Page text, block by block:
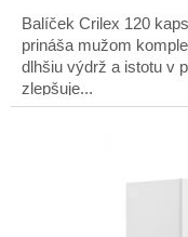
Balíček Crilex 120
prináša mužom
dlhšiu výdrž a istotu v
zlepšuje...